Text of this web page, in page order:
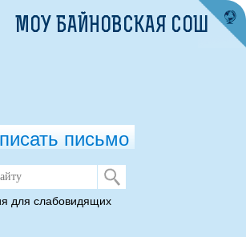
МОУ БАЙНОВСКАЯ СОШ
письмо
для слабовидящих